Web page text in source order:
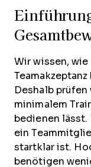
Wir wissen,
Deshalb
minimalem
bedienen
ein
startklar ist.
benötigen